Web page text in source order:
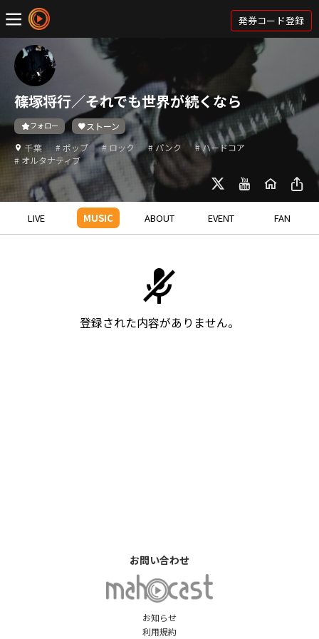
発券コード登録
篠塚将行／それでも世界が続くなら
フォロー
ストーン
千葉
# ポップ # ロック # パンク
# ハードコア
# オルタナティブ
LIVE MUSIC ABOUT EVENT FAN
登録された内容がありません。
お知らせ
利用規約
お問い合わせ